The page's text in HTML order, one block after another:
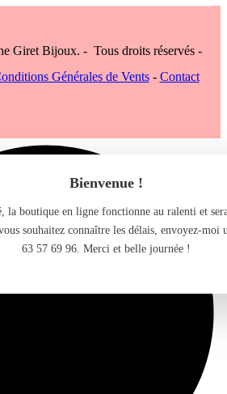
Giret Bijoux. - Tous droits réservés -
Générales de Vents- Contact
Bienvenue !
la boutique en ligne fonctionne au ralenti et
souhaitez connaître les délais, envoyez-moi
63 57 69 96. Merci et belle journée !